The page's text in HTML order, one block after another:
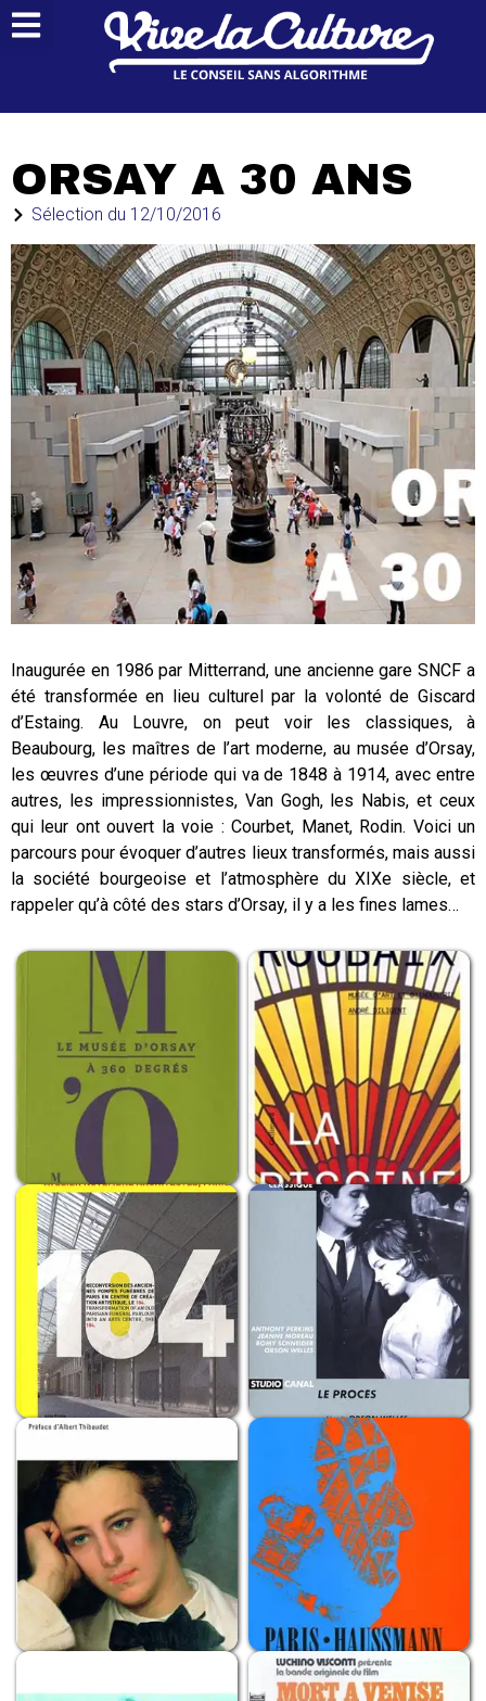
ORSAY A 30 ANS
Sélection du 12/10/2016
Inaugurée en 1986 par Mitterrand, une ancienne gare SNCF a
été transformée en lieu culturel par la volonté de Giscard
d’Estaing. Au Louvre, on peut voir les classiques, à
Beaubourg, les maîtres de l’art moderne, au musée d’Orsay,
les œuvres d’une période qui va de 1848 à 1914, avec entre
autres, les impressionnistes, Van Gogh, les Nabis, et ceux
qui leur ont ouvert la voie : Courbet, Manet, Rodin. Voici un
parcours pour évoquer d’autres lieux transformés, mais aussi
la société bourgeoise et l’atmosphère du XIXe siècle, et
rappeler qu’à côté des stars d’Orsay, il y a les fines lames…